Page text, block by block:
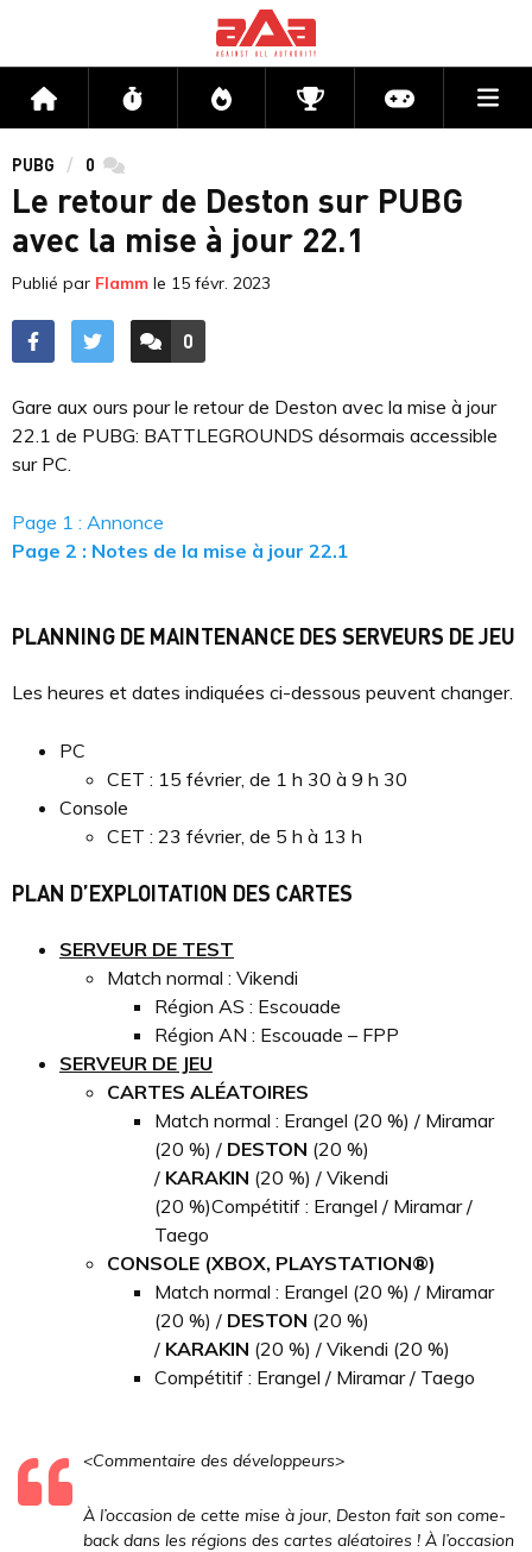
Accueil Flux Directs CompétitionsActu jeux
PUBG 0 commentaires
Le retour de Deston sur PUBG
avec la mise à jour 22.1
Publié par Flamm le 15 févr. 2023
ACCÉDER AUX
0
COMMENTAIRES
Gare aux ours pour le retour de Deston avec la mise à jour
22.1 de PUBG: BATTLEGROUNDS désormais accessible
sur PC.
Page 1 : Annonce
Page 2 : Notes de la mise à jour 22.1
PLANNING DE MAINTENANCE DES SERVEURS DE JEU
Les heures et dates indiquées ci-dessous peuvent changer.
PC
CET : 15 février, de 1 h 30 à 9 h 30
Console
CET : 23 février, de 5 h à 13 h
PLAN D’EXPLOITATION DES CARTES
SERVEUR DE TEST
Match normal : Vikendi
Région AS : Escouade
Région AN : Escouade – FPP
SERVEUR DE JEU
CARTES ALÉATOIRES
Match normal : Erangel (20 %) / Miramar
(20 %) / DESTON (20 %)
/ KARAKIN (20 %) / Vikendi
(20 %)Compétitif : Erangel / Miramar /
Taego
CONSOLE (XBOX, PLAYSTATION®)
Match normal : Erangel (20 %) / Miramar
(20 %) / DESTON (20 %)
/ KARAKIN (20 %) / Vikendi (20 %)
Compétitif : Erangel / Miramar / Taego
<Commentaire des développeurs>
À l’occasion de cette mise à jour, Deston fait son come-
back dans les régions des cartes aléatoires ! À l’occasion